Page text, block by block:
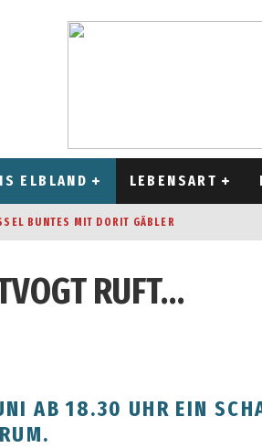
ELBLAND LEBENSART
BUNTES MIT DORIT GÄBLER
FÜR AUGUST 2026
RUFT…
AB 18.30 UHR EIN